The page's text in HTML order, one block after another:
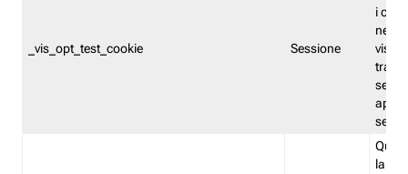
_vis_opt_test_cookie Sessione
i
nel
la